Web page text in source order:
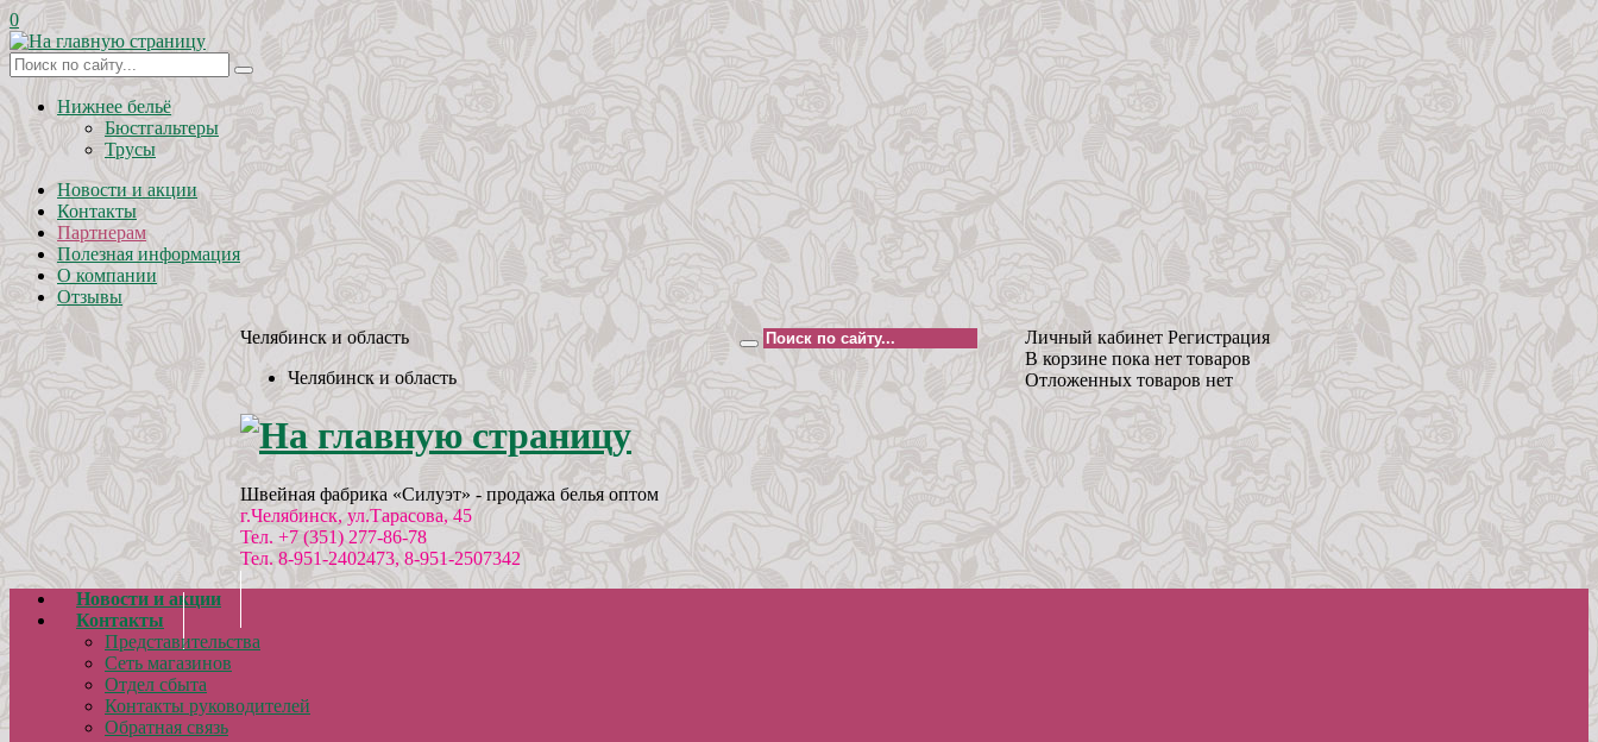
0
Нижнее бельё
Бюстгальтеры
Трусы
Новости и акции
Контакты
Партнерам
Полезная информация
О компании
Отзывы
Челябинск и область
Челябинск и область
Швейная фабрика «Силуэт» - продажа белья оптом
г.Челябинск, ул.Тарасова, 45
Тел. +7 (351) 277-86-78
Тел. 8-951-2402473, 8-951-2507342
Личный кабинет Регистрация
В корзине пока нет товаров
Отложенных товаров нет
Новости и акции
Контакты
Представительства
Сеть магазинов
Отдел сбыта
Контакты руководителей
Обратная связь